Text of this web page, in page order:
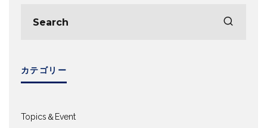
カテゴリー
Topics＆Event